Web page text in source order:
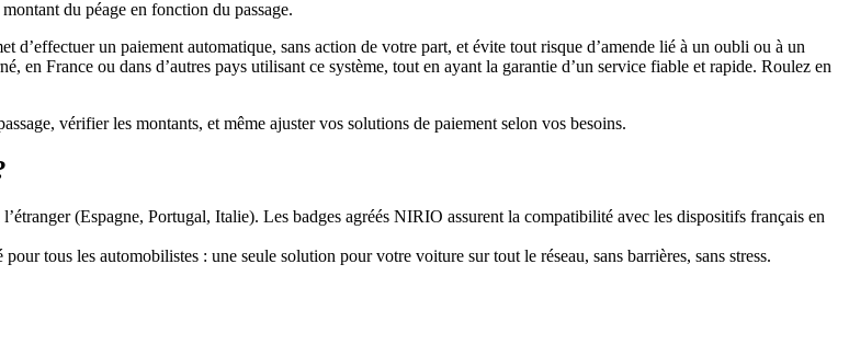
du péage en fonction du passage.
un paiement automatique, sans action de votre part, et évite tout risque d’amende lié à un oubli ou à un
en France ou dans d’autres pays utilisant ce système, tout en ayant la garantie d’un service fiable et rapide. Roulez en
vérifier les montants, et même ajuster vos solutions de paiement selon vos besoins.
(Espagne, Portugal, Italie). Les badges agréés NIRIO assurent la compatibilité avec les dispositifs français en
tous les automobilistes : une seule solution pour votre voiture sur tout le réseau, sans barrières, sans stress.